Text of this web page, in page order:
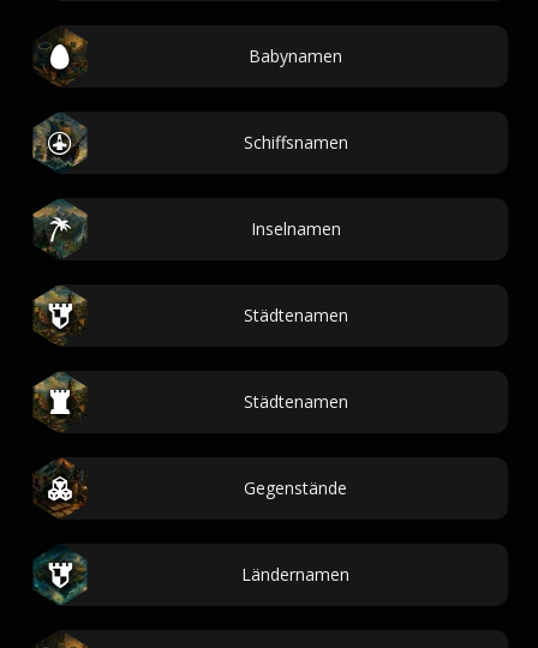
Babynamen
Schiffsnamen
Inselnamen
Städtenamen
Städtenamen
Gegenstände
Ländernamen